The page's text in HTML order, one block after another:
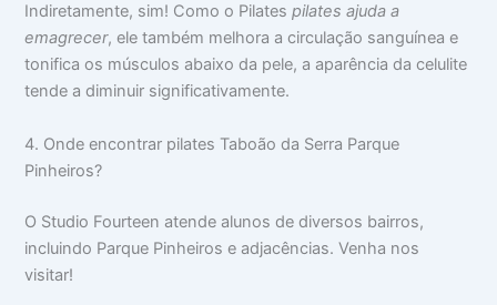
Indiretamente, sim! Como o Pilatespilates ajuda a
emagrecer, ele também melhora a circulação sanguínea e
tonifica os músculos abaixo da pele, a aparência da celulite
tende a diminuir significativamente.
4. Onde encontrar pilates Taboão da Serra Parque
Pinheiros?
O Studio Fourteen atende alunos de diversos bairros,
incluindo Parque Pinheiros e adjacências. Venha nos
visitar!